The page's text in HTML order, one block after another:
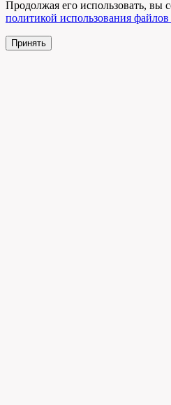
Продолжая его использовать, вы
политикой использования
Принять